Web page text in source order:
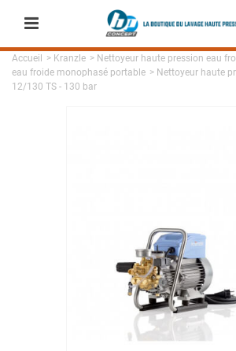
Accueil > Kranzle > Nettoyeur haute pression eau
eau froide monophasé portable > Nettoyeur haute
12/130 TS - 130 bar